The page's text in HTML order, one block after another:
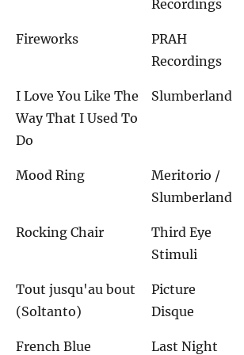
Recordings
Fireworks
PRAH
Recordings
I Love You Like The
Way That I Used To
Do
Slumberland
Mood Ring
Meritorio /
Slumberland
Rocking Chair
Third Eye
Stimuli
Tout jusqu'au bout
(Soltanto)
Picture
Disque
French Blue
Last Night